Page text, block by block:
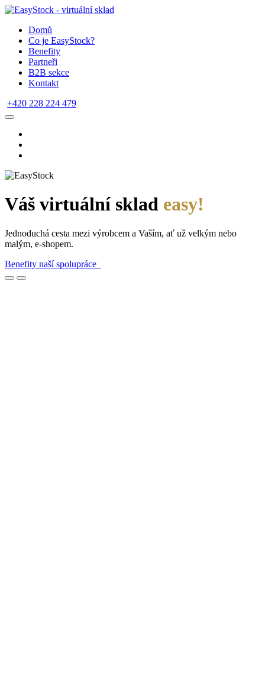
Domů
Co je EasyStock?
Benefity
Partneři
B2B sekce
Kontakt
+420 228 224 479
Váš virtuální sklad easy!
Jednoduchá cesta mezi výrobcem a Vaším, ať už velkým nebo
malým, e-shopem.
Benefity naší spolupráce